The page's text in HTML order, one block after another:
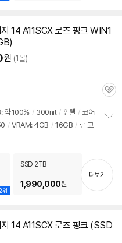
14 A11SCX 로즈 핑크 WIN1
원 (1몰)
관
약 100% / 300nit / 인텔 / 코어i
/ VRAM: 4GB / 16GB / 램 교
기
위
SSD 2TB
1,990,000원
더보기
14 A11SCX 로즈 핑크 (SSD